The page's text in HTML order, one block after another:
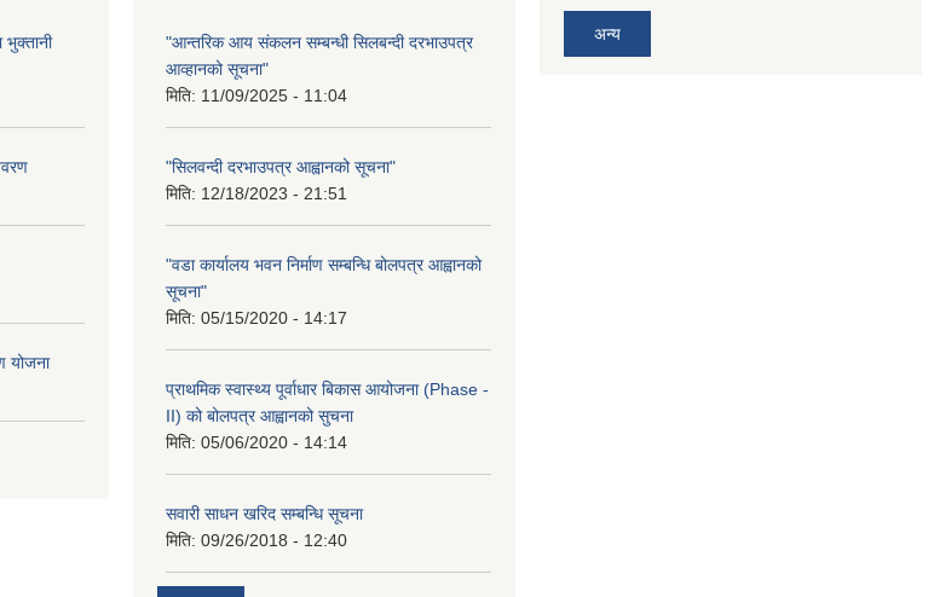
भुक्तानी
योजना
"आन्तरिक आय संकलन सम्बन्धी सिलबन्दी दरभाउपत्र
आव्हानको सूचना"
मिति: 11/09/2025 - 11:04
"सिलवन्दी दरभाउपत्र आह्वानको सूचना"
मिति: 12/18/2023 - 21:51
"वडा कार्यालय भवन निर्माण सम्बन्धि बोलपत्र आह्वानको
सूचना"
मिति: 05/15/2020 - 14:17
प्राथमिक स्वास्थ्य पूर्वाधार बिकास आयोजना (Phase -
II) को बोलपत्र आह्वानको सुचना
मिति: 05/06/2020 - 14:14
सवारी साधन खरिद सम्बन्धि सूचना
मिति: 09/26/2018 - 12:40
अन्य